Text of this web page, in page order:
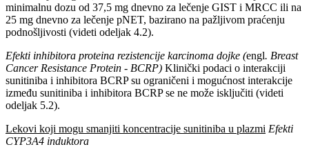
minimalnu dozu od 37,5 mg dnevno za lečenje GIST i MRCC ili na
25 mg dnevno za lečenje pNET, bazirano na pažljivom praćenju
podnošljivosti (videti odeljak 4.2).
Efekti inhibitora proteina rezistencije karcinoma dojke (engl. Breast
Cancer Resistance Protein - BCRP) Klinički podaci o interakciji
sunitiniba i inhibitora BCRP su ograničeni i mogućnost interakcije
između sunitiniba i inhibitora BCRP se ne može isključiti (videti
odeljak 5.2).
Lekovi koji mogu smanjiti koncentracije sunitiniba u plazmi Efekti
CYP3A4 induktora